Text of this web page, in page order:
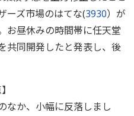
ーズ市場のはてな(3930）が
お昼休みの時間帯に任天堂
共同開発したと発表し、後
なか、小幅に反落しまし